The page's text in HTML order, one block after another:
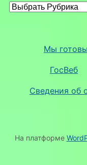
Мы
ГосВеб
Сведения об
На платформе